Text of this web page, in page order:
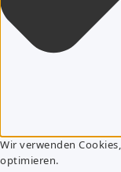
Wir verwenden
optimieren.